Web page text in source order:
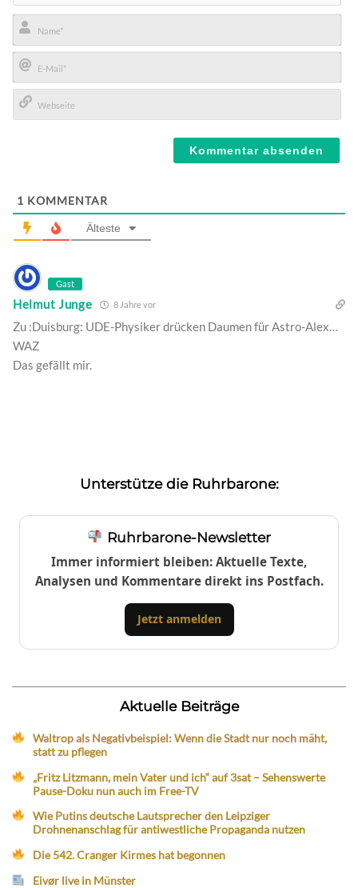
Name*
E-
Mail*
1 KOMMENTAR
Älteste
Gast
Helmut Junge 8 Jahre vor
Zu :Duisburg: UDE-Physiker drücken Daumen für Astro-Alex…
WAZ
Das gefällt mir.
Unterstütze die Ruhrbarone:
Ruhrbarone-Newsletter
Immer informiert bleiben: Aktuelle Texte,
Analysen und Kommentare direkt ins Postfach.
Jetzt anmelden
Aktuelle Beiträge
Waltrop als Negativbeispiel: Wenn die Stadt nur noch mäht,
statt zu pflegen
„Fritz Litzmann, mein Vater und ich“ auf 3sat – Sehenswerte
Pause-Doku nun auch im Free-TV
Wie Putins deutsche Lautsprecher den Leipziger
Drohnenanschlag für antiwestliche Propaganda nutzen
Die 542. Cranger Kirmes hat begonnen
Eivør live in Münster